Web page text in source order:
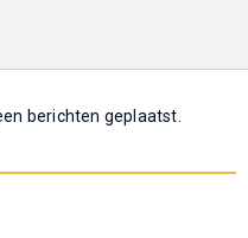
berichten geplaatst.